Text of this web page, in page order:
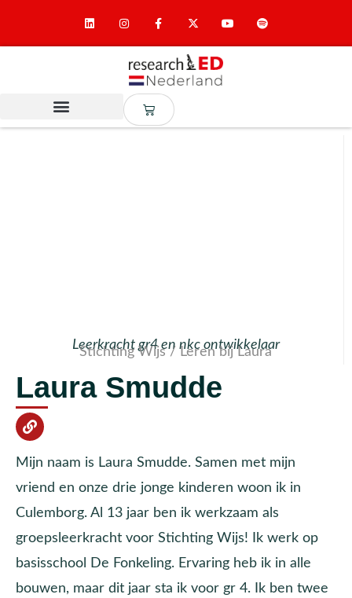
Leerkracht gr4 en nkc ontwikkelaar
Stichting Wijs / Leren bij Laura
Laura Smudde
Mijn naam is Laura Smudde. Samen met mijn
vriend en onze drie jonge kinderen woon ik in
Culemborg. Al 13 jaar ben ik werkzaam als
groepsleerkracht voor Stichting Wijs! Ik werk op
basisschool De Fonkeling. Ervaring heb ik in alle
bouwen, maar dit jaar sta ik voor gr 4. Ik ben twee